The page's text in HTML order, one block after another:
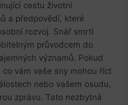
cestu životní
⁣a předpovědí, které​
rozvoj. Snář smrti⁤
průvodcem ⁤do
významů. Pokud
‍vám vaše⁤ sny mohou říct
nebo vašem‍ osudu,
zprávu. Tato nezbytná